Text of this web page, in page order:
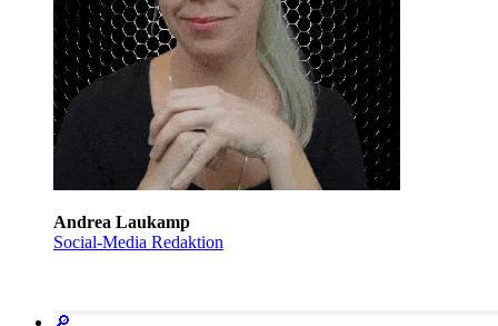
Andrea Laukamp
Social-Media Redaktion